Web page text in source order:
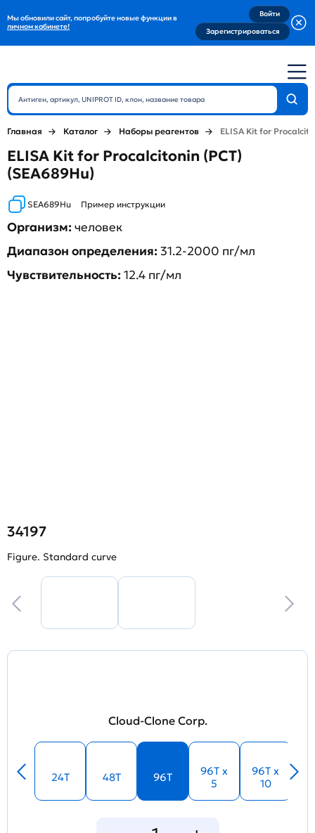
Мы обновили сайт, попробуйте новые функции в
личном кабинете!
Войти
Зарегистрироваться
Главная Каталог Наборы реагентов ELISA Kit for
ELISA Kit for Procalcitonin (PCT)
(SEA689Hu)
SEA689Hu Пример инструкции
Организм:человек
Диапазон определения:31.2-2000 пг/мл
Чувствительность:12.4 пг/мл
34197
Figure. Standard curve
Cloud-Clone Corp.
24T 48T 96T
96T x
5
96T x
10